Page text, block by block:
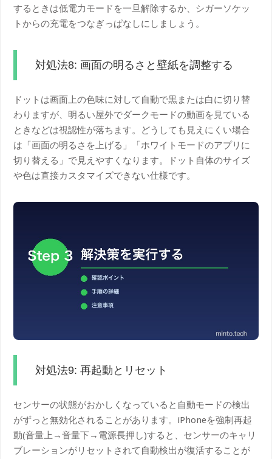
するときは低電力モードを一旦解除するか、シガーソケッ
トからの充電をつなぎっぱなしにしましょう。
対処法8: 画面の明るさと壁紙を調整する
ドットは画面上の色味に対して自動で黒または白に切り替
わりますが、明るい屋外でダークモードの動画を見ている
ときなどは視認性が落ちます。どうしても見えにくい場合
は「画面の明るさを上げる」「ホワイトモードのアプリに
切り替える」で見えやすくなります。ドット自体のサイズ
や色は直接カスタマイズできない仕様です。
対処法9: 再起動とリセット
センサーの状態がおかしくなっていると自動モードの検出
がずっと無効化されることがあります。iPhoneを強制再起
動(音量上→音量下→電源長押し)すると、センサーのキャリ
ブレーションがリセットされて自動検出が復活することが